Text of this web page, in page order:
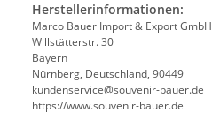
Herstellerinformationen:
Marco Bauer Import & Export GmbH
Willstätterstr. 30
Bayern
Nürnberg, Deutschland, 90449
kundenservice@souvenir-bauer.de
https://www.souvenir-bauer.de